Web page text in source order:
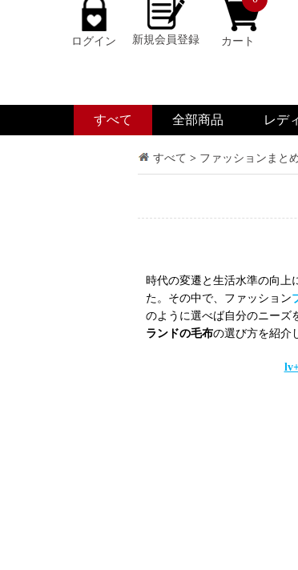
ログイン 新規会員登録 カート
すべて 全部商品 レデ
すべて > ファッションまと
時代の変遷と生活水準の向上
た。その中で、ファッション
のように選べば自分のニーズ
ランドの毛布の選び方を紹介